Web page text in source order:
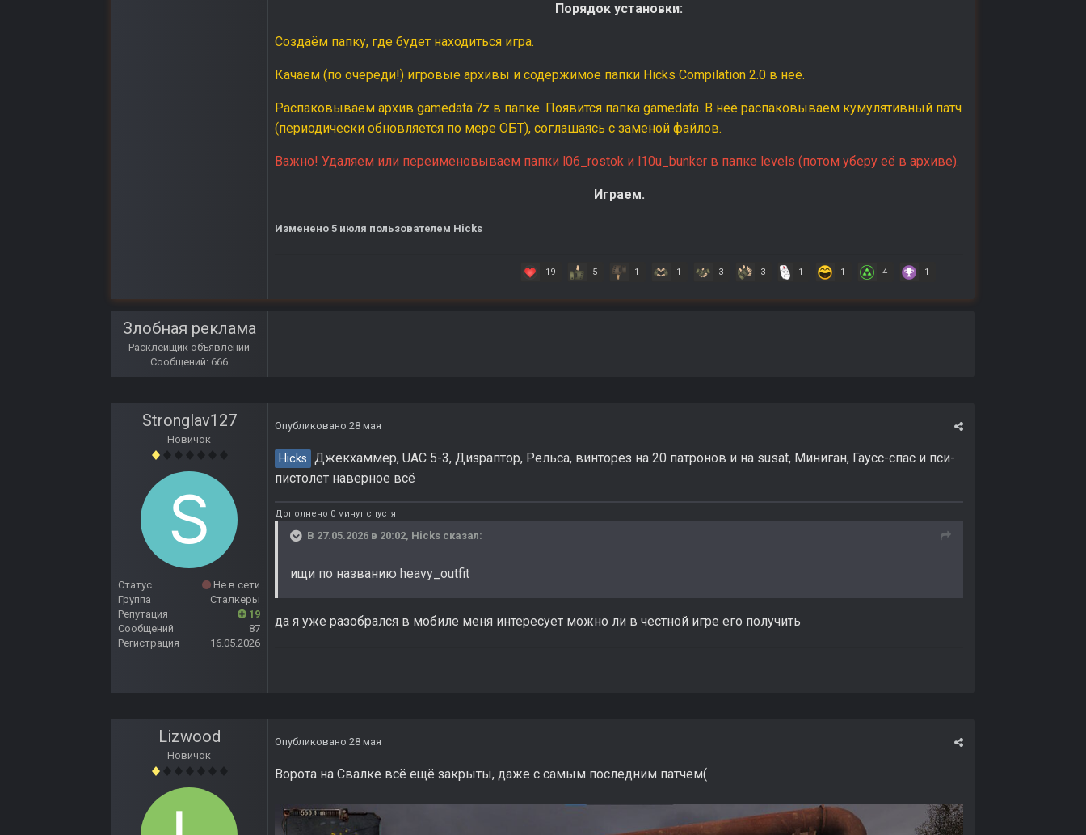
Порядок установки:
Создаём папку, где будет находиться игра.
Качаем (по очереди!) игровые архивы и содержимое папки Hicks Compilation 2.0 в неё.
Распаковываем архив gamedata.7z в папке. Появится папка gamedata. В неё распаковываем кумулятивный патч
(периодически обновляется по мере ОБТ), соглашаясь с заменой файлов.
Важно! Удаляем или переименовываем папки l06_rostok и l10u_bunker в папке levels (потом уберу её в архиве).
Играем.
Изменено 5 июля пользователем Hicks
19 5 1 1 3 3 1 1 4 1
Злобная реклама
Расклейщик объявлений
Сообщений: 666
Stronglav127
Новичок
Статус
Не в сети
Группа
Сталкеры
Репутация
19
Сообщений
87
Регистрация
16.05.2026
Опубликовано 28 мая
Hicks Джекхаммер, UAC 5-3, Дизраптор, Рельса, винторез на 20 патронов и на susat, Миниган, Гаусс-спас и пси-
пистолет наверное всё
Дополнено 0 минут спустя
В 27.05.2026 в 20:02, Hicks сказал:
ищи по названию heavy_outfit
да я уже разобрался в мобиле меня интересует можно ли в честной игре его получить
Lizwood
Новичок
Опубликовано 28 мая
Ворота на Свалке всё ещё закрыты, даже с самым последним патчем(